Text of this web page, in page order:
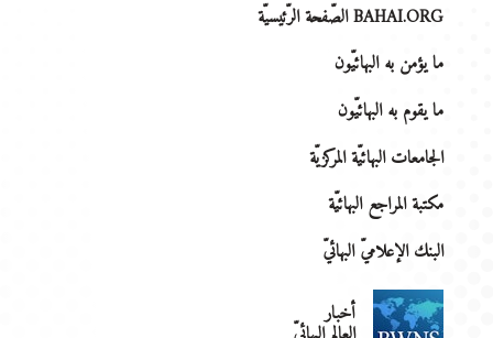
BAHAI.ORG الصّفحة الرّئيسيّة
ما يؤمن به البهائيّون
ما يقوم به البهائيّون
الجامعات البهائيّة المركزيّة
مكتبة المراجع البهائيّة
البنك الإعلاميّ البهائيّ
أخبار